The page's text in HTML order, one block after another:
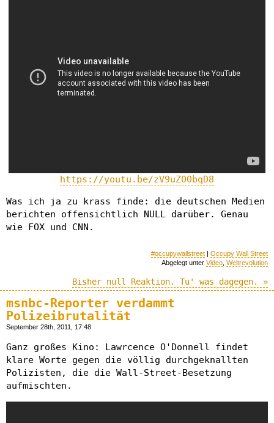
https://youtu.be/zV9uZ00bqD8
Was ich ja zu krass finde: die deutschen Medien
berichten offensichtlich NULL darüber. Genau
wie FOX und CNN.
#occupywallstreet
Occupy Wall Street
Abgelegt unter Video Weltrevolution
Bisher null Reaktion. Tu' was dagegen. »
msnbc-Reporter verdammt
Polizeibrutalität
September 28th, 2011, 17:48
Ganz großes Kino: Lawrcence O'Donnell findet
klare Worte gegen die völlig durchgeknallten
Polizisten, die die Wall-Street-Besetzung
aufmischten.